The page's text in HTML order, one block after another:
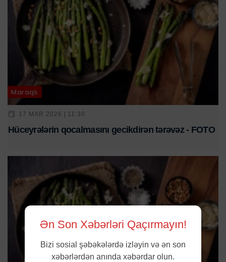
Maraqlı
17 MAR 2026 | 11:30
Hüceyrələrin qocalmasını gecikdirən tərəvəz - FOTO
Ən Son Xəbərləri Qaçırmayın!
Bizi sosial şəbəkələrdə izləyin və ən son
xəbərlərdən anında xəbərdar olun.